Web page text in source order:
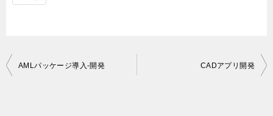
投
AMLパッケージ導入-開発 CADアプリ開発